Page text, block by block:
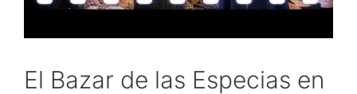
El Bazar de las Especias en